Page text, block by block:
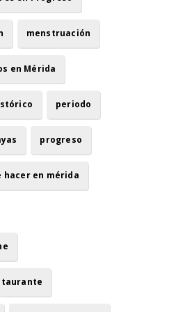
menstruación
en Mérida
periodo
progreso
hacer en mérida